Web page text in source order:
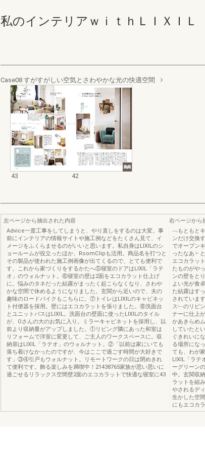
私のインテリアｗｉｔｈＬＩＸＩ
Case08 すがすがしい空気とさわやかな光の快適空間
43 42
左ページから抽出された内容
Advice一度工事をしてしまうと、やり直しをするのは大変。事
前にインテリアの情報サイトや施工例などをたくさん見て、イ
メージをふくらませるのがいいと思います。私自身はLIXILのシ
ョールームが役立ったほか、RoomClipも活用。商品名を打つと
その製品が使われた施工例画像が出てくるので、とても便利で
す。これから家づくりをするかたへ⑤寝室のドアはLIXIL「ラテ
オ」のウォルナット。⑥寝室の壁は2面をエコカラット仕上げ
に。悩みのタネだった結露がまったく起こらなくなり、さわや
かな空間で休めるようになりました。玄関から近いので、夫の
趣味のロードバイクもこちらに。⑦トイレはLIXILのキャビネッ
ト付便器を採用。壁にはエコカラットを張りました。⑧洗面台
とユニットバスはLIXIL。洗面台の壁面に使ったLIXILのタイル
が、Oさんの大のお気に入り。ミラーキャビネットを採用し、以
前より収納量がアップしました。①リビング隣にあった和室は
リフォームで洋室に変更して、ご主人のワークスペースに。収
納扉はLIXIL「ラテオ」のウォルナット。②「以前は家にいても
落ち着けなかったのですが、今はここで過ごす時間が大好きで
す」③④引戸もウォルナット。リモートワークの日は閉めきれ
て便利です。飾る楽しみを満喫中！21438765家族が思い思いに
過ごせるリラックス空間壁2面のエコカラットで快適な寝室に43
右ページから
﹁もともと
ンだけ交換
でオープン
ったなあ﹄
エコカラッ
たものがや
ンの壁をと
よい光が食
た結露はす
されていま
ス﹂のリビ
ナーに仕上
かあきらめ
していたと
ぐきれいに
る場所にな
ても、わが
LIXIL「ラテ
ーグリーン
中。玄関収
ラットを組
やされるデ
生かした空
にもエコカ